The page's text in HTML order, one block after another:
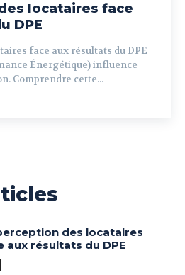
locataires face
DPE
face aux résultats du DPE
Énergétique) influence
Comprendre cette...
des locataires
aux résultats du DPE